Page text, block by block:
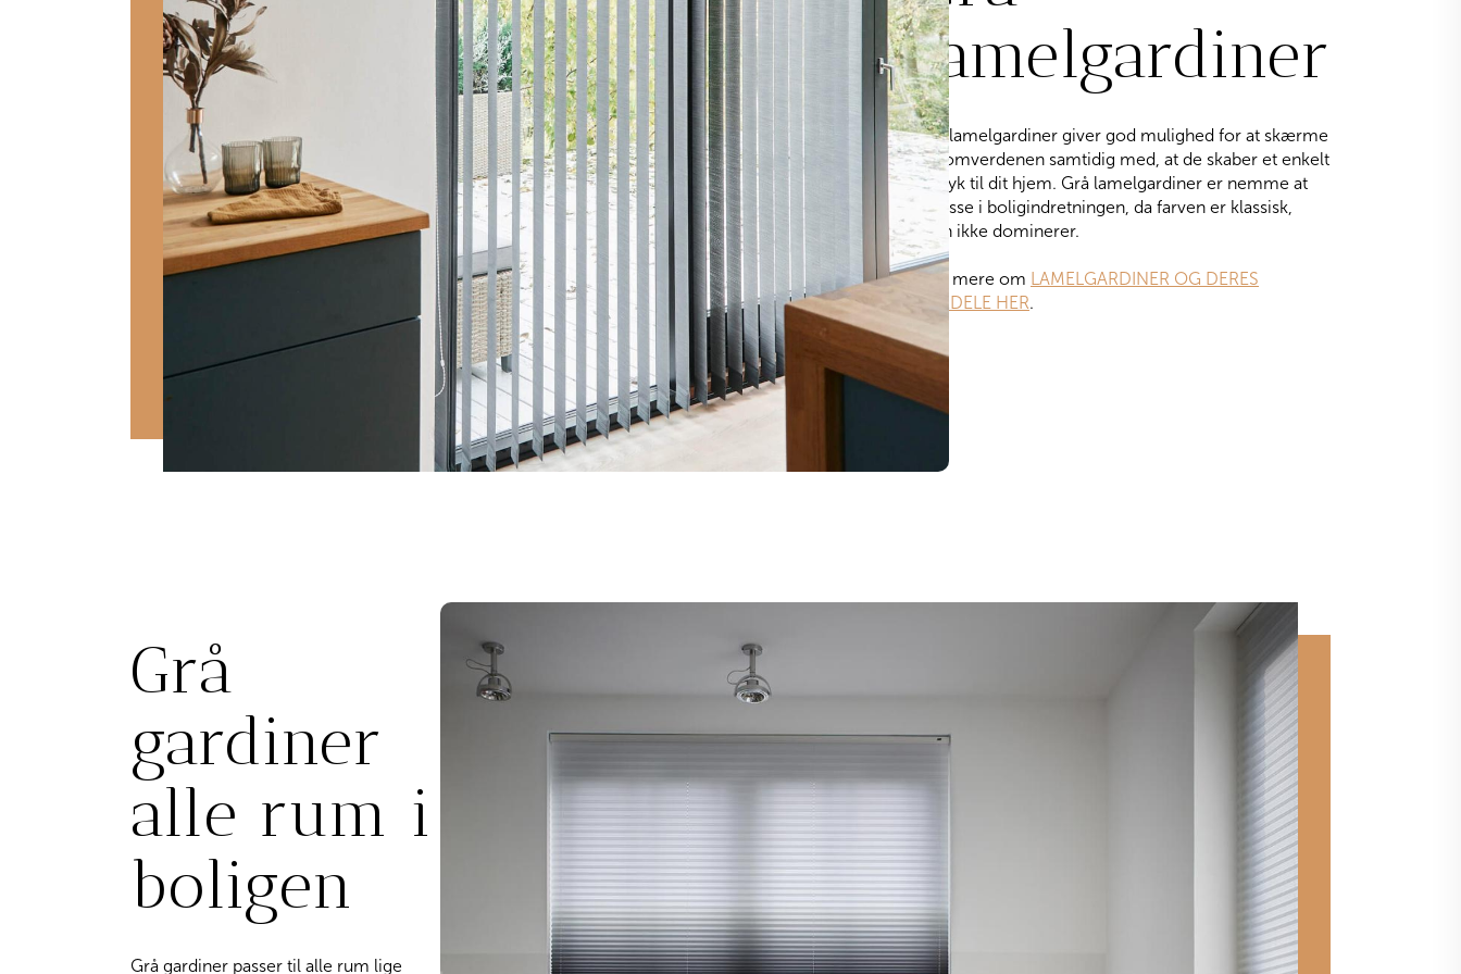
lamelgardiner
Grå lamelgardiner giver god mulighed for at skærme
for omverdenen samtidig med, at de skaber et enkelt
udtryk til dit hjem. Grå lamelgardiner er nemme at
tilpasse i boligindretningen, da farven er klassisk,
men ikke dominerer.
Læs mere om
LAMELGARDINER OG DERES
FORDELE HER.
Grå
gardiner
alle rum i
boligen
Grå gardiner passer til alle rum lige